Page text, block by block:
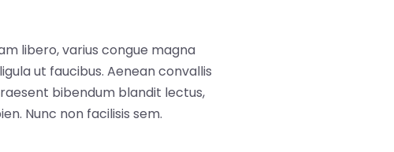
libero, varius congue magna
ut faucibus. Aenean convallis
bibendum blandit lectus,
Nunc non facilisis sem.